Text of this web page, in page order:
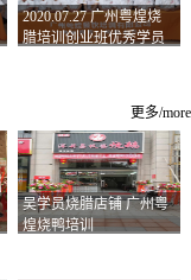
2020.07.27 广州粤煌烧
腊培训创业班优秀学员
更多/more
吴学员烧腊店铺 广州粤
煌烧鸭培训